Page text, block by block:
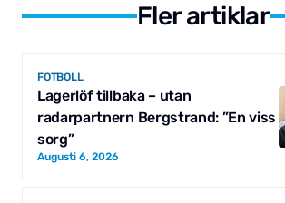
Fler artiklar
FOTBOLL
Lagerlöf tillbaka – utan
radarpartnern Bergstrand: ”En viss
sorg”
Augusti 6, 2026